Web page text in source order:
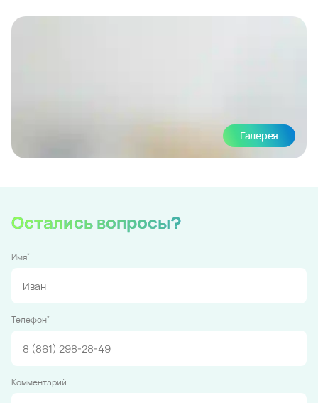
Галерея
Остались вопросы?
Имя*
Телефон*
Комментарий